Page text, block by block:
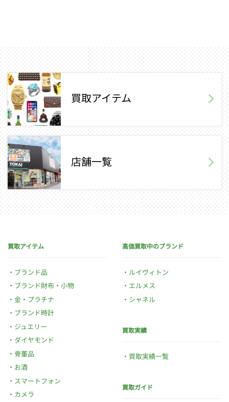
買取アイテム
店舗一覧
買取アイテム
ブランド品
ブランド財布・小物
金・プラチナ
ブランド時計
ジュエリー
ダイヤモンド
骨董品
お酒
スマートフォン
カメラ
高価買取中のブランド
ルイヴィトン
エルメス
シャネル
買取実績
買取実績一覧
買取ガイド